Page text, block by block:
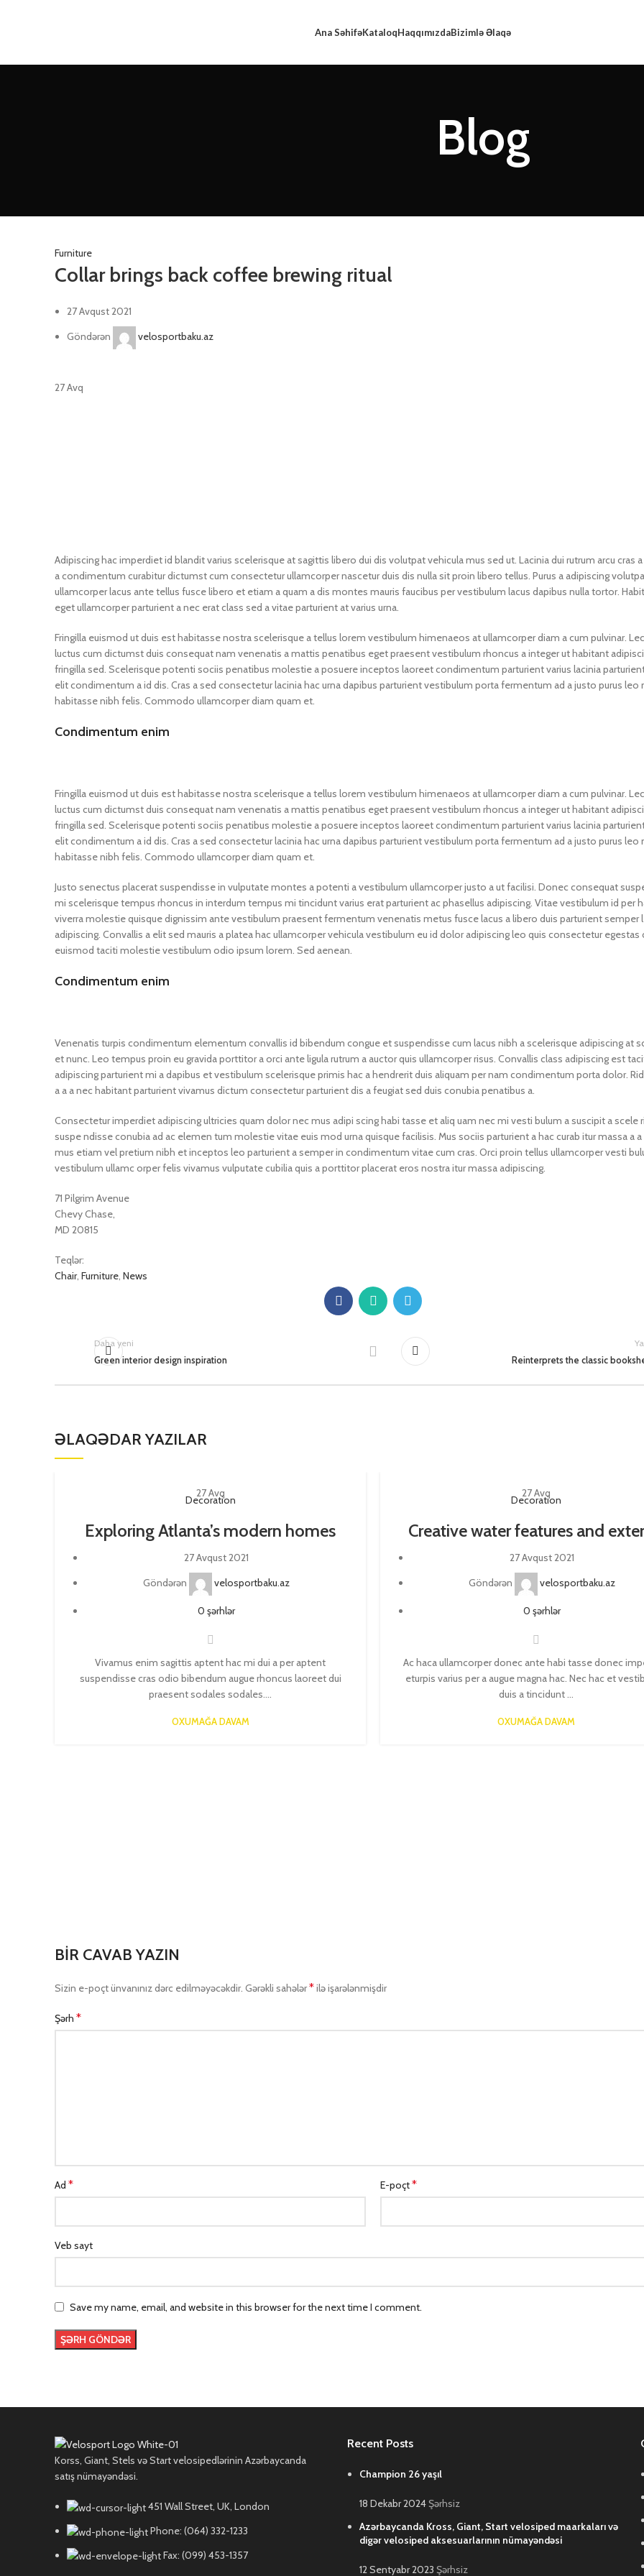
Ana SəhifəKataloqHaqqımızdaBizimlə Əlaqə
Blog
Furniture
Collar brings back coffee brewing ritual
27 Avqust 2021
Göndərən
velosportbaku.az
27Avq
Adipiscing hac imperdiet id blandit varius scelerisque at sagittis libero dui dis volutpat vehicula mus sed ut. Lacinia dui rutrum arcu cras
a condimentum curabitur dictumst cum consectetur ullamcorper nascetur duis dis nulla sit proin libero tellus. Purus a adipiscing
ullamcorper lacus ante tellus fusce libero et etiam a quam a dis montes mauris faucibus per vestibulum lacus dapibus nulla tortor.
eget ullamcorper parturient a nec erat class sed a vitae parturient at varius urna.
Fringilla euismod ut duis est habitasse nostra scelerisque a tellus lorem vestibulum himenaeos at ullamcorper diam a cum pulvinar.
luctus cum dictumst duis consequat nam venenatis a mattis penatibus eget praesent vestibulum rhoncus a integer ut habitant
fringilla sed. Scelerisque potenti sociis penatibus molestie a posuere inceptos laoreet condimentum parturient varius lacinia
elit condimentum a id dis. Cras a sed consectetur lacinia hac urna dapibus parturient vestibulum porta fermentum ad a justo purus leo
habitasse nibh felis. Commodo ullamcorper diam quam et.
Condimentum enim
Fringilla euismod ut duis est habitasse nostra scelerisque a tellus lorem vestibulum himenaeos at ullamcorper diam a cum pulvinar.
luctus cum dictumst duis consequat nam venenatis a mattis penatibus eget praesent vestibulum rhoncus a integer ut habitant
fringilla sed. Scelerisque potenti sociis penatibus molestie a posuere inceptos laoreet condimentum parturient varius lacinia
elit condimentum a id dis. Cras a sed consectetur lacinia hac urna dapibus parturient vestibulum porta fermentum ad a justo purus leo
habitasse nibh felis. Commodo ullamcorper diam quam et.
Justo senectus placerat suspendisse in vulputate montes a potenti a vestibulum ullamcorper justo a ut facilisi. Donec consequat
mi scelerisque tempus rhoncus in interdum tempus mi tincidunt varius erat parturient ac phasellus adipiscing. Vitae vestibulum id per
viverra molestie quisque dignissim ante vestibulum praesent fermentum venenatis metus fusce lacus a libero duis parturient semper
adipiscing. Convallis a elit sed mauris a platea hac ullamcorper vehicula vestibulum eu id dolor adipiscing leo quis consectetur egestas
euismod taciti molestie vestibulum odio ipsum lorem. Sed aenean.
Condimentum enim
Venenatis turpis condimentum elementum convallis id bibendum congue et suspendisse cum lacus nibh a scelerisque adipiscing at
et nunc. Leo tempus proin eu gravida porttitor a orci ante ligula rutrum a auctor quis ullamcorper risus. Convallis class adipiscing est
adipiscing parturient mi a dapibus et vestibulum scelerisque primis hac a hendrerit duis aliquam per nam condimentum porta dolor.
a a a nec habitant parturient vivamus dictum consectetur parturient dis a feugiat sed duis conubia penatibus a.
Consectetur imperdiet adipiscing ultricies quam dolor nec mus adipi scing habi tasse et aliq uam nec mi vesti bulum a suscipit a scele
suspe ndisse conubia ad ac elemen tum molestie vitae euis mod urna quisque facilisis. Mus sociis parturient a hac curab itur massa a
mus etiam vel pretium nibh et inceptos leo parturient a semper in condimentum vitae cum cras. Orci proin tellus ullamcorper vesti
vestibulum ullamc orper felis vivamus vulputate cubilia quis a porttitor placerat eros nostra itur massa adipiscing.
71 Pilgrim Avenue
Chevy Chase,
MD 20815
Teqlər:
Chair, Furniture, News
Daha yeni
Green interior design inspiration
Reinterprets the classic
ƏLAQƏDAR YAZILAR
27Avq
Decoration
Exploring Atlanta’s modern homes
27 Avqust 2021
Göndərən
velosportbaku.az
0 şərhlər
Vivamus enim sagittis aptent hac mi dui a per aptent
suspendisse cras odio bibendum augue rhoncus laoreet dui
praesent sodales sodales....
OXUMAĞA DAVAM
27Avq
Decoration
Creative water features and
27 Avqust 2021
Göndərən
velosportbaku.az
0 şərhlər
Ac haca ullamcorper donec ante habi tasse donec
eturpis varius per a augue magna hac. Nec hac et
duis a tincidunt ...
OXUMAĞA DAVAM
BIR CAVAB YAZIN
Sizin e-poçt ünvanınız dərc edilməyəcəkdir. Gərəkli sahələr*ilə işarələnmişdir
Şərh *
Ad * E-poçt*
Veb sayt
Save my name, email, and website in this browser for the next time I comment.
Korss, Giant, Stels və Start velosipedlərinin Azərbaycanda
satış nümayəndəsi.
451 Wall Street, UK, London
Phone: (064) 332-1233
Fax: (099) 453-1357
Recent Posts
Champion 26 yaşıl
18 Dekabr 2024Şərhsiz
Azərbaycanda Kross, Giant, Start velosiped maarkaları və
digər velosiped aksesuarlarının nümayəndəsi
12 Sentyabr 2023 Şərhsiz